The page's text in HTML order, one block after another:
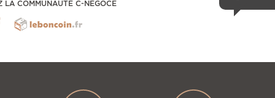
LA COMMUNAUTÉ C-NÉGOCE